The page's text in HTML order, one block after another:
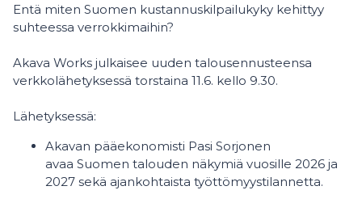
Entä miten Suomen kustannuskilpailukyky kehittyy
suhteessa verrokkimaihin?
Akava Works julkaisee uuden talousennusteensa
verkkolähetyksessä torstaina 11.6. kello 9.30.
Lähetyksessä:
Akavan pääekonomisti Pasi Sorjonen
avaa Suomen talouden näkymiä vuosille 2026 ja
2027 sekä ajankohtaista työttömyystilannetta.